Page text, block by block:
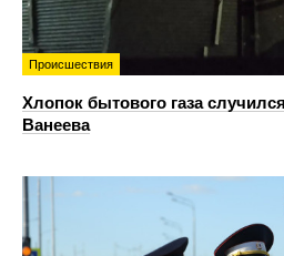
Происшествия
Хлопок бытового газа
Ванеева